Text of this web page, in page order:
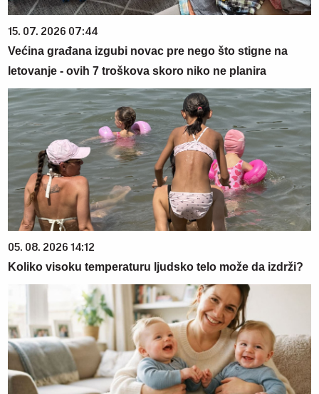
15. 07. 2026 07:44
Većina građana izgubi novac pre nego što stigne na
letovanje - ovih 7 troškova skoro niko ne planira
05. 08. 2026 14:12
Koliko visoku temperaturu ljudsko telo može da izdrži?